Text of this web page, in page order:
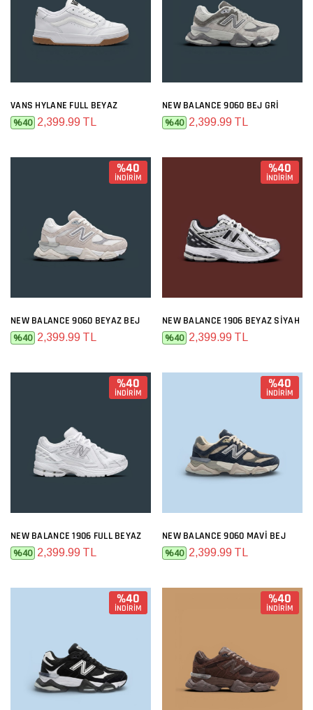
VANS HYLANE FULL BEYAZ
%40 2,399.99 TL
NEW BALANCE 9060 BEJ GRI
%40 2,399.99 TL
%40
İNDİRİM
NEW BALANCE 9060 BEYAZ BEJ
%40 2,399.99 TL
%40
İNDİRİM
NEW BALANCE 1906 BEYAZ SIYAH
%40 2,399.99 TL
%40
İNDİRİM
NEW BALANCE 1906 FULL BEYAZ
%40 2,399.99 TL
%40
İNDİRİM
NEW BALANCE 9060 MAVI BEJ
%40 2,399.99 TL
%40
İNDİRİM
%40
İNDİRİM